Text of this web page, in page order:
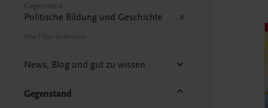
Gegenstand
Politische Bildung und Geschichte
Alle Filter entfernen
News, Blog und gut zu wissen
Gegenstand